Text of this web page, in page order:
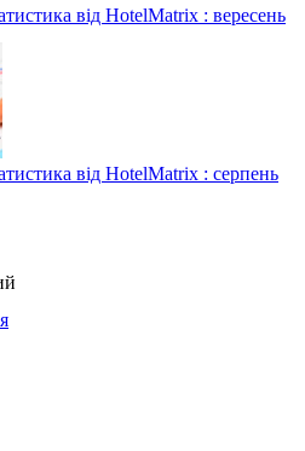
від HotelMatrix : вересень
від HotelMatrix : серпень